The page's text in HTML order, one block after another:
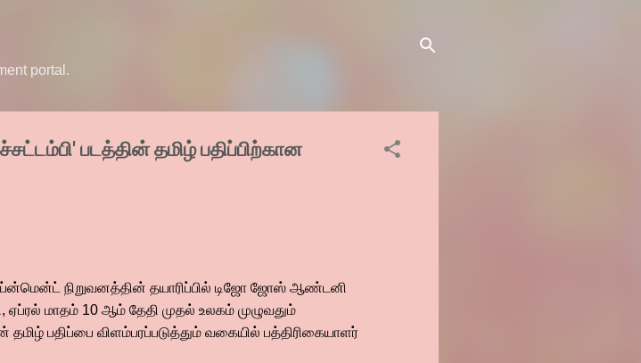
portal.
படத்தின் தமிழ் பதிப்பிற்கான
நிறுவனத்தின் தயாரிப்பில் டிஜோ ஜோஸ் ஆண்டனி
மாதம் 10 ஆம் தேதி முதல் உலகம் முழுவதும்
தமிழ் பதிப்பை விளம்பரப்படுத்தும் வகையில் பத்திரிகையாளர்